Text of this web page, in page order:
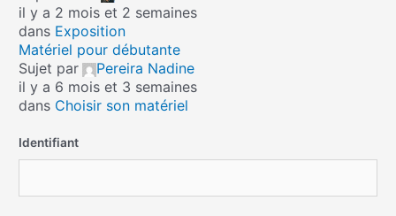
il y a 2 mois et 2 semaines
dans Exposition
Matériel pour débutante
Sujet par
Pereira Nadine
il y a 6 mois et 3 semaines
dans Choisir son matériel
Identifiant